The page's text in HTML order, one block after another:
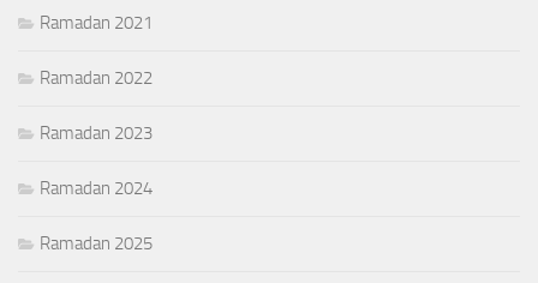
Ramadan 2021
Ramadan 2022
Ramadan 2023
Ramadan 2024
Ramadan 2025